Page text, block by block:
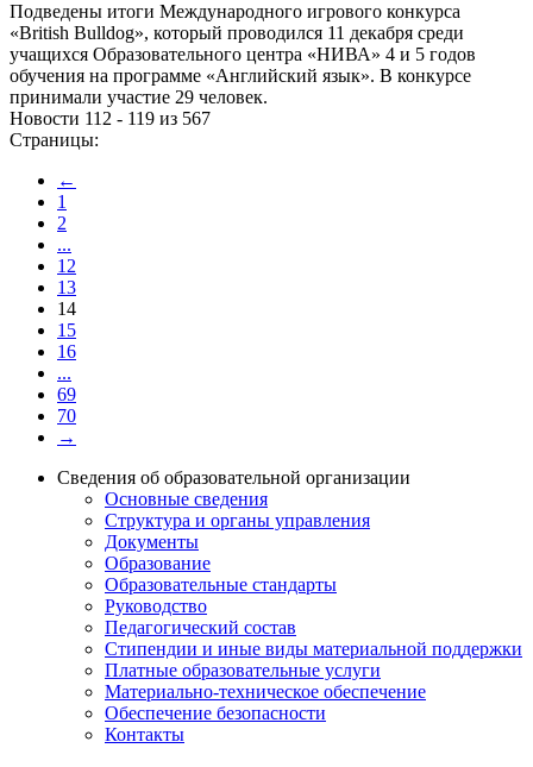
Подведены итоги Международного игрового конкурса
«British Bulldog», который проводился 11 декабря среди
учащихся Образовательного центра «НИВА» 4 и 5 годов
обучения на программе «Английский язык». В конкурсе
принимали участие 29 человек.
Новости 112 - 119 из 567
Страницы:
←
1
2
...
12
13
14
15
16
...
69
70
→
Сведения об образовательной организации
Основные сведения
Структура и органы управления
Документы
Образование
Образовательные стандарты
Руководство
Педагогический состав
Стипендии и иные виды материальной поддержки
Платные образовательные услуги
Материально-техническое обеспечение
Обеспечение безопасности
Контакты